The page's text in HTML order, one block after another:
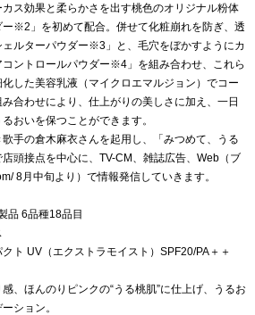
ス効果と柔らかさを出す桃色のオリジナル粉体
ー※2」を初めて配合。併せて化粧崩れを防ぎ、透
ルターパウダー※3」と、毛穴をぼかすようにカ
ントロールパウダー※4」を組み合わせ、これら
した美容乳液（マイクロエマルジョン）でコー
合わせにより、仕上がりの美しさに加え、一日
おいを保つことができます。
手の倉木麻衣さんを起用し、「みつめて、うる
頭接点を中心に、TV-CM、雑誌広告、Web（ブ
8月中旬より）で情報発信していきます。
品 6品種18品目
UV（エクストラモイスト）SPF20/PA＋＋
、ほんのりピンクの“うる桃肌”に仕上げ、うるお
ション。